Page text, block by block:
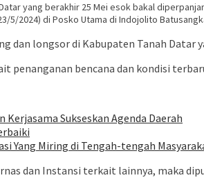
yang berakhir 25 Mei esok bakal
5/2024) di Posko Utama di Indojolito
dan longsor di Kabupaten Tanah Datar
penanganan bencana dan kondisi
Sukseskan Agenda Daerah
Yang Miring di Tengah-tengah
dan Instansi terkait lainnya, maka